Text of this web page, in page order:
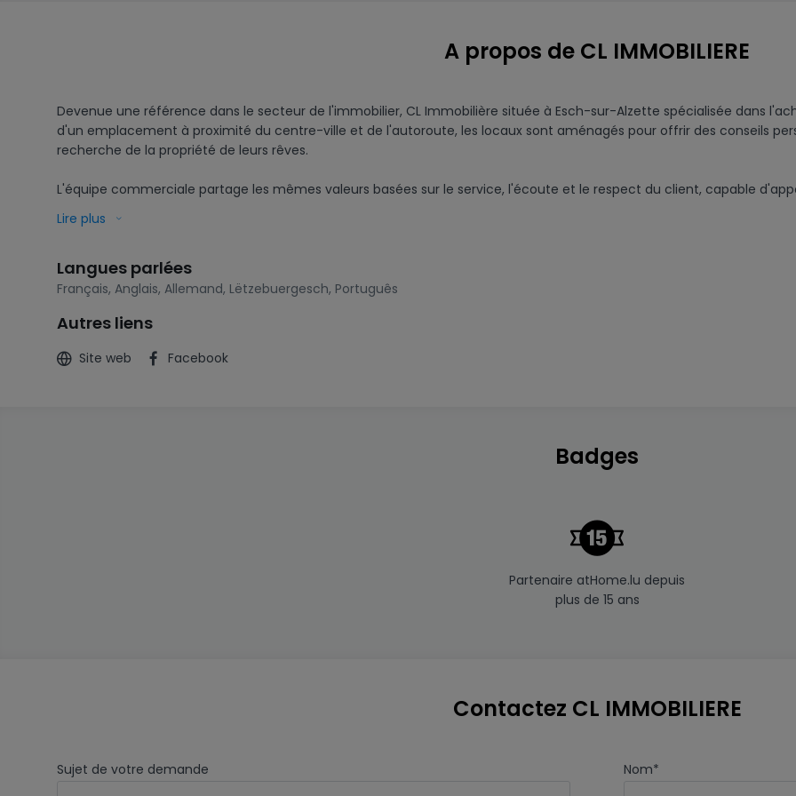
A propos de CL IMMOBILIERE
Devenue une référence dans le secteur de l'immobilier, CL Immobilière située à Esch-sur-Alzette spécialisée dans
d'un emplacement à proximité du centre-ville et de l'autoroute, les locaux sont aménagés pour offrir des conseils
recherche de la propriété de leurs rêves.
L'équipe commerciale partage les mêmes valeurs basées sur le service, l'écoute et le respect du client, capable
permettre à leurs clients de vendre ou d'acheter un bien sans souci.
Comme l'achat d'un bien immobilier est un acte important, qui ne s'effectue pas à la légère, CL Immobilière aide ses
Grâce à une longue expérience et au "Know-how" nécessaire, CL Immobilière est un partenaire privilégié pour toute
Lire plus
Langues parlées
Français, Anglais, Allemand, Lëtzebuergesch, Português
Autres liens
Site web Facebook
Badges
Partenaire atHome.lu depuis
plus de 15 ans
Contactez CL IMMOBILIERE
Sujet de votre demande Nom*